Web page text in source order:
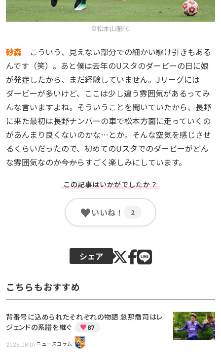
©松本山雅FC
砂森 こういう、見えない部分での細かい駆け引きもある
んです（笑）。あと僕は去年のUスタのダービーの日に娘
が発症したから、まだ経験していません。Jリーグには
ダービーが多いけど、ここは少し違う雰囲気があるってみ
んな言いますよね。そういうことを聞いていたから、長野
に来た最初は長野ナンバーの車で松本方面に走っていくの
があんまり良くないのかな…とか。そんな空気を感じさせ
るくらいだったので、初めてのUスタでのダービーがどん
な雰囲気なのか――今からすごく楽しみにしています。
この記事はいかがでしたか？
♥いいね！ 2
シェア
こちらもおすすめ
背番号に込められたそれぞれの物語 忽那喬司はレ
ジェンドの系譜を継ぐ
♥87
2026.08.07ニュースコラム